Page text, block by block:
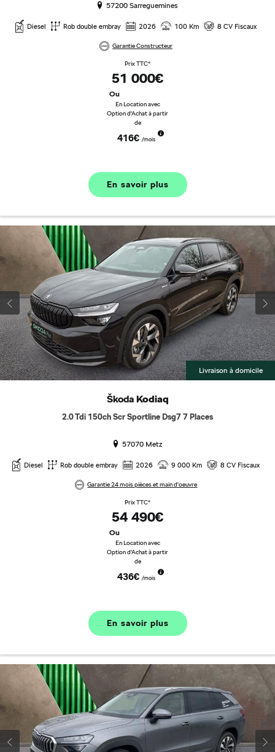
57200 Sarreguemines
Diesel Rob double embray 2026 100 Km 8 CV Fiscaux
Garantie Constructeur
Prix TTC*
51 000€
Ou
En Location avec
Option d'Achat à partir
de
416€ /mois
En savoir plus
Livraison à domicile
Škoda Kodiaq
2.0 Tdi 150ch Scr Sportline Dsg7 7 Places
57070 Metz
Diesel Rob double embray 2026 9 000 Km 8 CV Fiscaux
Garantie 24 mois pièces et main d'oeuvre
Prix TTC*
54 490€
Ou
En Location avec
Option d'Achat à partir
de
436€ /mois
En savoir plus